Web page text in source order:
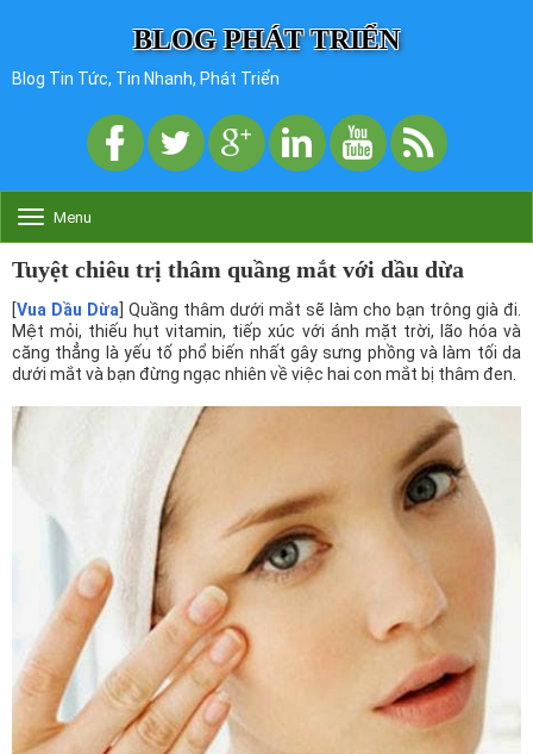
BLOG PHÁT TRIỂN
Blog Tin Tức, Tin Nhanh, Phát Triển
o
g
e
n
a
i
o
n
Menu
Tuyệt chiêu trị thâm quầng mắt với dầu dừa
[Vua Dầu Dừa ] Quầng thâm dưới mắt sẽ làm cho bạn trông già đi.
Mệt mỏi, thiếu hụt vitamin, tiếp xúc với ánh mặt trời, lão hóa và
căng thẳng là yếu tố phổ biến nhất gây sưng phồng và làm tối da
dưới mắt và bạn đừng ngạc nhiên về việc hai con mắt bị thâm đen.